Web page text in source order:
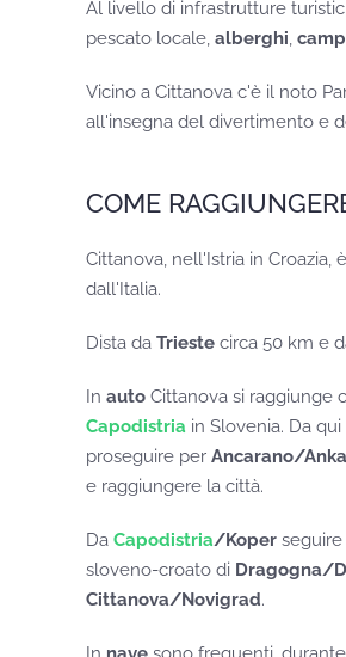
Al livello di infrastrutture
pescato locale, alberghi,
Vicino a Cittanova c'è il noto
all'insegna del divertimento e
COME
Cittanova, nell'Istria in
dall'Italia.
Dista da Trieste circa 50 km e
In auto Cittanova si raggiunge
Capodistria in Slovenia. Da
proseguire per Ancarano/
e raggiungere la città.
Da Capodistria/Koper
sloveno-croato di Dragogna/
Cittanova/Novigrad.